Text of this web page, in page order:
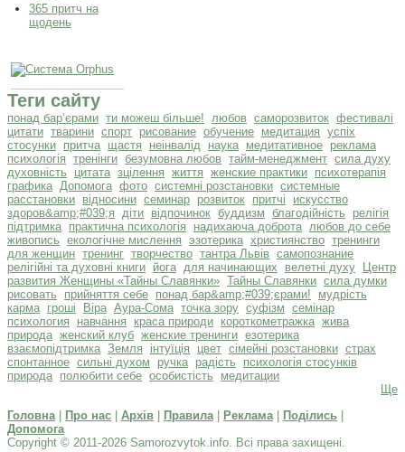
365 притч на
щодень
Теги сайту
понад бар’єрами ти можеш більше! любов саморозвиток фестивалі
цитати тварини спорт рисование обучение медитация успіх
стосунки притча щастя неінвалід наука медитативное реклама
психологія тренінги безумовна любов тайм-менеджмент сила духу
духовність
цитата зцілення життя женские практики психотерапія
графика Допомога фото системні розстановки системные
расстановки відносини семинар розвиток притчі
искусство
здоров&amp;#039;я діти відпочинок буддизм благодійність
релігія
підтримка практична психологія надихаюча доброта любов до себе
живопись екологічне мислення эзотерика християнство тренинги
для женщин тренинг творчество тантра Львів самопознание
релігійні та духовні книги йога для начинающих велетні духу
Центр
развития Женщины «Тайны Славянки» Тайны Славянки сила думки
рисовать
прийняття себе понад бар&amp;#039;єрами!
мудрість
карма гроші Віра Аура-Сома точка зору суфізм семінар
психология
навчання краса природи короткометражка жива
природа женский клуб женские тренинги езотерика
взаємопідтримка Земля інтуїція цвет сімейні розстановки страх
спонтанное сильні духом ручка радість
психологія стосунків
природа полюбити себе особистість
медитации
Ще
Головна | Про нас | Архів | Правила | Реклама | Поділись |
Допомога
Copyright © 2011-2026 Samorozvytok.info. Всі права захищені.